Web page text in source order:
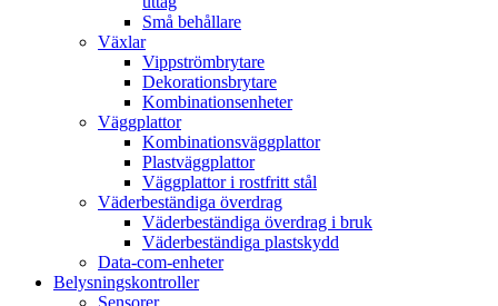
Små behållare
Växlar
Vippströmbrytare
Dekorationsbrytare
Kombinationsenheter
Väggplattor
Kombinationsväggplattor
Plastväggplattor
Väggplattor i rostfritt stål
Väderbeständiga överdrag
Väderbeständiga överdrag i bruk
Väderbeständiga plastskydd
Data-com-enheter
Belysningskontroller
Sensorer